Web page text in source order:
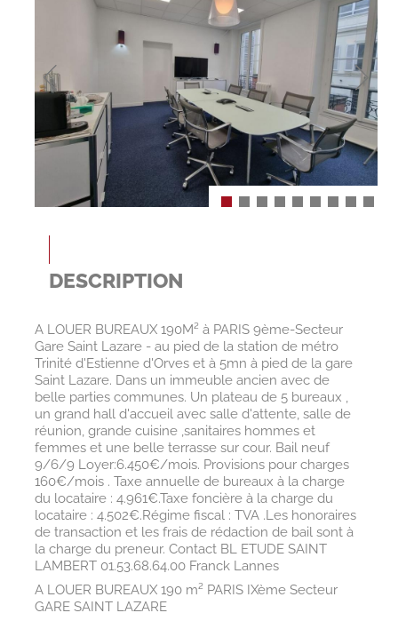
DESCRIPTION
A LOUER BUREAUX 190M² à PARIS 9ème-Secteur
Gare Saint Lazare - au pied de la station de métro
Trinité d'Estienne d'Orves et à 5mn à pied de la gare
Saint Lazare. Dans un immeuble ancien avec de
belle parties communes. Un plateau de 5 bureaux ,
un grand hall d'accueil avec salle d'attente, salle de
réunion, grande cuisine ,sanitaires hommes et
femmes et une belle terrasse sur cour. Bail neuf
9/6/9 Loyer:6.450€/mois. Provisions pour charges
160€/mois . Taxe annuelle de bureaux à la charge
du locataire : 4.961€.Taxe foncière à la charge du
locataire : 4.502€.Régime fiscal : TVA .Les honoraires
de transaction et les frais de rédaction de bail sont à
la charge du preneur. Contact BL ETUDE SAINT
LAMBERT 01.53.68.64.00 Franck Lannes
A LOUER BUREAUX 190 m² PARIS IXème Secteur
GARE SAINT LAZARE